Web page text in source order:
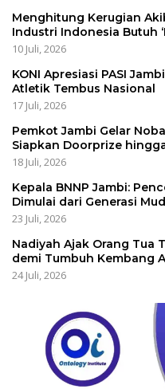
Menghitung Kerugian
Industri Indonesia Butuh
10 Juli, 2026
KONI Apresiasi PASI
Atletik Tembus Nasional
17 Juli, 2026
Pemkot Jambi Gelar
Siapkan Doorprize
18 Juli, 2026
Kepala BNNP Jambi:
Dimulai dari Generasi
23 Juli, 2026
Nadiyah Ajak Orang Tua
demi Tumbuh Kembang
24 Juli, 2026